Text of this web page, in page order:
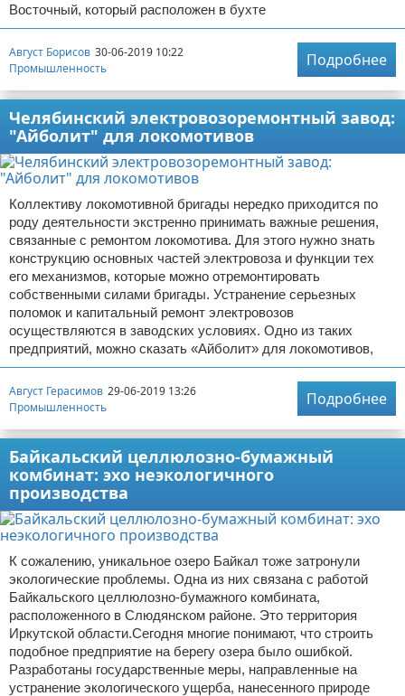
Восточный, который расположен в бухте
Август Борисов 30-06-2019 10:22
Промышленность
Подробнее
Челябинский электровозоремонтный завод:
"Айболит" для локомотивов
Коллективу локомотивной бригады нередко приходится по
роду деятельности экстренно принимать важные решения,
связанные с ремонтом локомотива. Для этого нужно знать
конструкцию основных частей электровоза и функции тех
его механизмов, которые можно отремонтировать
собственными силами бригады. Устранение серьезных
поломок и капитальный ремонт электровозов
осуществляются в заводских условиях. Одно из таких
предприятий, можно сказать «Айболит» для локомотивов,
Август Герасимов 29-06-2019 13:26
Промышленность
Подробнее
Байкальский целлюлозно-бумажный
комбинат: эхо неэкологичного
производства
К сожалению, уникальное озеро Байкал тоже затронули
экологические проблемы. Одна из них связана с работой
Байкальского целлюлозно-бумажного комбината,
расположенного в Слюдянском районе. Это территория
Иркутской области.Сегодня многие понимают, что строить
подобное предприятие на берегу озера было ошибкой.
Разработаны государственные меры, направленные на
устранение экологического ущерба, нанесенного природе